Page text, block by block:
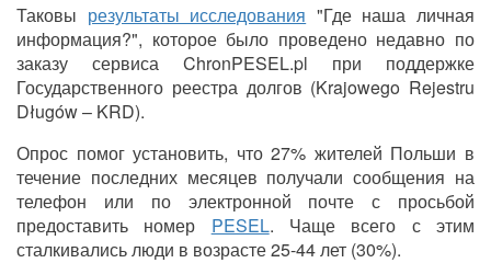
Таковы результаты исследования "Где наша личная
информация?", которое было проведено недавно по
заказу сервиса ChronPESEL.pl при поддержке
Государственного реестра долгов (Krajowego Rejestru
Długów – KRD).
Опрос помог установить, что 27% жителей Польши в
течение последних месяцев получали сообщения на
телефон или по электронной почте с просьбой
предоставить номер PESEL. Чаще всего с этим
сталкивались люди в возрасте 25-44 лет (30%).